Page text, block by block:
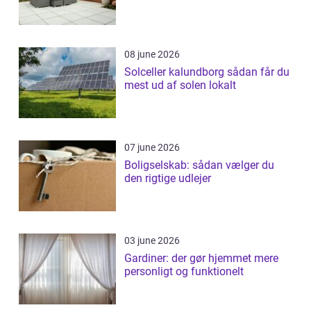
08 june 2026
Solceller kalundborg sådan får du
mest ud af solen lokalt
07 june 2026
Boligselskab: sådan vælger du
den rigtige udlejer
03 june 2026
Gardiner: der gør hjemmet mere
personligt og funktionelt